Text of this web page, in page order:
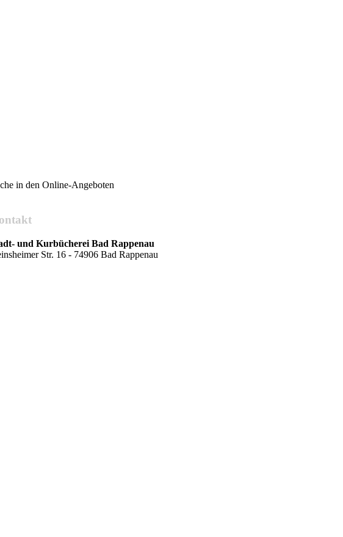
in den Online-Angeboten
und Kurbücherei Bad Rappenau
Str. 16 - 74906 Bad Rappenau